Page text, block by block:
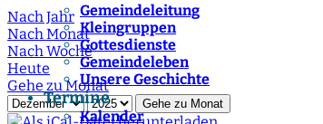
Gemeindeleitung
Kleingruppen
Gottesdienste
Gemeindeleben
Unsere Geschichte
Termine
Kalender
Nach Jahr
Nach Monat
Nach Woche
Heute
Gehe zu Monat
Gehe zu Monat